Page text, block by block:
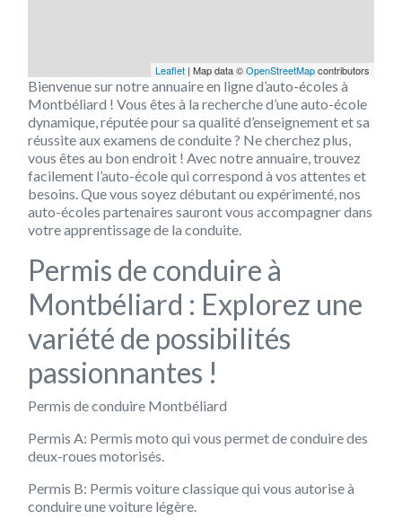
Leaflet | Map data ©OpenStreetMapcontributors
Bienvenue sur notre annuaire en ligne d’auto-écoles à
Montbéliard ! Vous êtes à la recherche d’une auto-école
dynamique, réputée pour sa qualité d’enseignement et sa
réussite aux examens de conduite ? Ne cherchez plus,
vous êtes au bon endroit ! Avec notre annuaire, trouvez
facilement l’auto-école qui correspond à vos attentes et
besoins. Que vous soyez débutant ou expérimenté, nos
auto-écoles partenaires sauront vous accompagner dans
votre apprentissage de la conduite.
Permis de conduire à
Montbéliard : Explorez une
variété de possibilités
passionnantes !
Permis de conduire Montbéliard
Permis A: Permis moto qui vous permet de conduire des
deux-roues motorisés.
Permis B: Permis voiture classique qui vous autorise à
conduire une voiture légère.